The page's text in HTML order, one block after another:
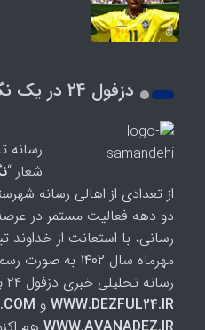
دزفول 24 در یک نگاه
شعار “
از تعدادی از اهالی رسانه
دو دهه فعالیت مستمر در
رسانی، با استعانت از خداوند
مهرماه سال ۱۴۰۲ به صورت رسمی آغاز بکار کرد.
رسانه تحلیلی خبری دزفول ۲۴ به نشانی های اینترنتی :
WWW.DEZFUL24.IR و